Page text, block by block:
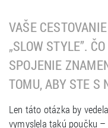
VAŠE
„SLOW STYLE”.
SPOJENIE
TOMU, ABY STE S
Len táto otázka by
vymyslela takú poučku –